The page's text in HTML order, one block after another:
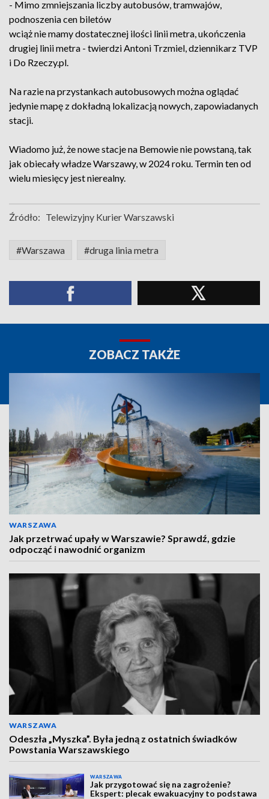
- Mimo zmniejszania liczby autobusów, tramwajów,
podnoszenia cen biletów
wciąż nie mamy dostatecznej ilości linii metra, ukończenia
drugiej linii metra - twierdzi Antoni Trzmiel, dziennikarz TVP
i Do Rzeczy.pl.
Na razie na przystankach autobusowych można oglądać
jedynie mapę z dokładną lokalizacją nowych, zapowiadanych
stacji.
Wiadomo już, że nowe stacje na Bemowie nie powstaną, tak
jak obiecały władze Warszawy, w 2024 roku. Termin ten od
wielu miesięcy jest nierealny.
Źródło: Telewizyjny Kurier Warszawski
#Warszawa #druga linia metra
ZOBACZ TAKŻE
WARSZAWA
Jak przetrwać upały w Warszawie? Sprawdź, gdzie
odpocząć i nawodnić organizm
WARSZAWA
Odeszła „Myszka”. Była jedną z ostatnich świadków
Powstania Warszawskiego
WARSZAWA
Jak przygotować się na zagrożenie?
Ekspert: plecak ewakuacyjny to podstawa